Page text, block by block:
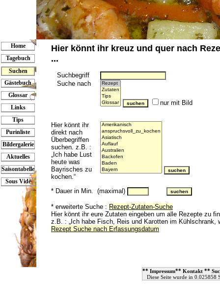
Home
Tagebuch
Suchen
Gästebuch
Glossar
Links
Tips
Purinliste
Bildergalerie
Aktuelles
Saisontabelle
Sous Vide
Hier könnt ihr kreuz und quer nach
...
Suchbegriff
Suche nach
nur mit Bild
Hier könnt ihr
direkt nach
Überbegriffen
suchen. z.B. :
„Ich habe Lust
heute was
Bayrisches zu
kochen.“
* Dauer in Min. (maximal)
* erweiterte Suche : Rezept-Zutaten-Suche
Hier könnt ihr eure Zutaten eingeben um alle Rezepte zu
z.B. : „Ich habe Fisch, Reis und Karotten im Kühlschrank,
Rezept Suche nach Erfassungsdatum
** Impressum** Kontakt **
Diese Seite wurde in 0.025858